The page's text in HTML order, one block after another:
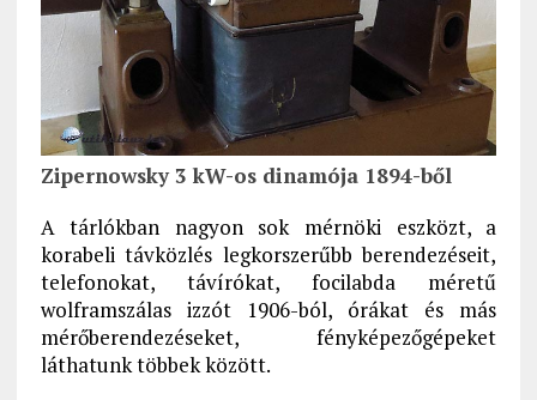
Zipernowsky 3 kW-os dinamója 1894-ből
A tárlókban nagyon sok mérnöki eszközt, a
korabeli távközlés legkorszerűbb berendezéseit,
telefonokat, távírókat, focilabda méretű
wolframszálas izzót 1906-ból, órákat és más
mérőberendezéseket, fényképezőgépeket
láthatunk többek között.